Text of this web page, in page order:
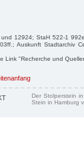
12924; StaH 522-1
Auskunft Stadtarchiv
Link "Recherche und
Der Stolperstein
Stein in Hamburg